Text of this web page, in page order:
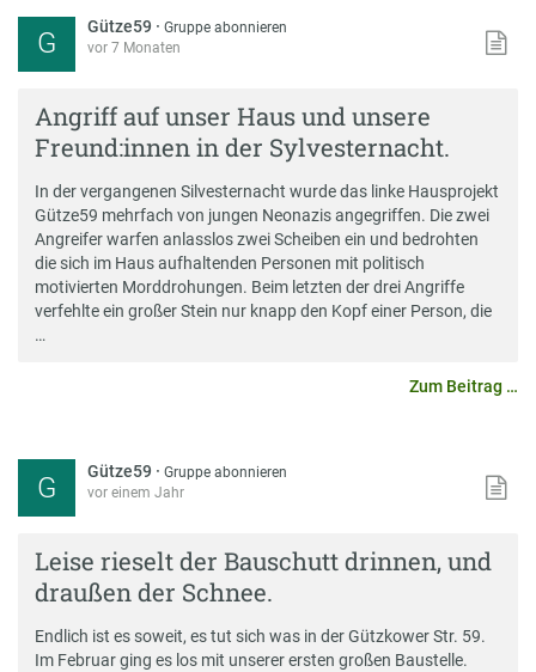
G Gütze59 ·Gruppe abonnieren
vor 7 Monaten
Angriff auf unser Haus und unsere
Freund:innen in der Sylvesternacht.
In der vergangenen Silvesternacht wurde das linke Hausprojekt
Gütze59 mehrfach von jungen Neonazis angegriffen. Die zwei
Angreifer warfen anlasslos zwei Scheiben ein und bedrohten
die sich im Haus aufhaltenden Personen mit politisch
motivierten Morddrohungen. Beim letzten der drei Angriffe
verfehlte ein großer Stein nur knapp den Kopf einer Person, die
…
Zum Beitrag …
G Gütze59 ·Gruppe abonnieren
vor einem Jahr
Leise rieselt der Bauschutt drinnen, und
draußen der Schnee.
Endlich ist es soweit, es tut sich was in der Gützkower Str. 59.
Im Februar ging es los mit unserer ersten großen Baustelle.